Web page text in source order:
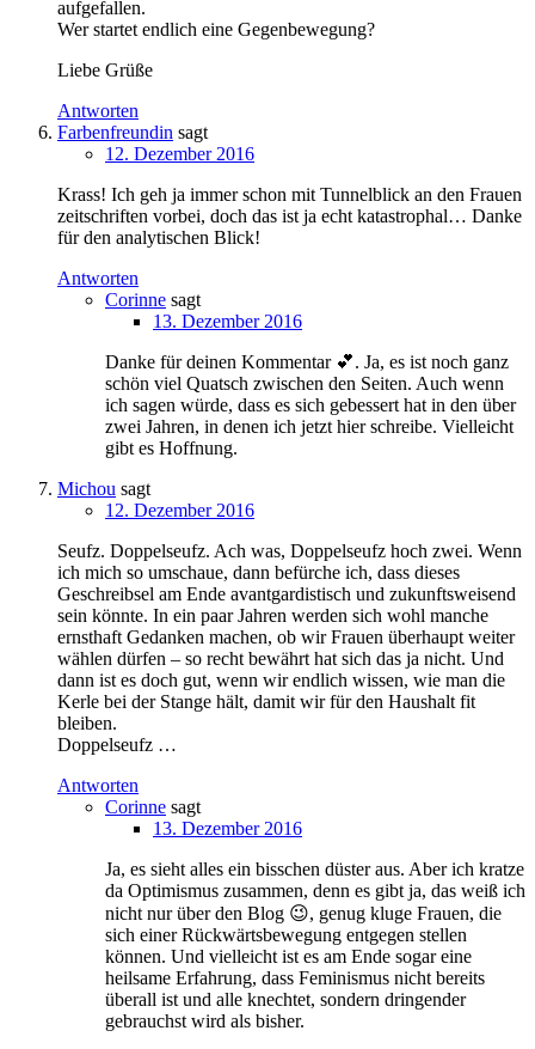
aufgefallen.
Wer startet endlich eine Gegenbewegung?
Liebe Grüße
Antworten
Farbenfreundin sagt
12. Dezember 2016
Krass! Ich geh ja immer schon mit Tunnelblick an den Frauen
zeitschriften vorbei, doch das ist ja echt katastrophal… Danke
für den analytischen Blick!
Antworten
Corinne sagt
13. Dezember 2016
Danke für deinen Kommentar 💕. Ja, es ist noch ganz
schön viel Quatsch zwischen den Seiten. Auch wenn
ich sagen würde, dass es sich gebessert hat in den über
zwei Jahren, in denen ich jetzt hier schreibe. Vielleicht
gibt es Hoffnung.
Michou sagt
12. Dezember 2016
Seufz. Doppelseufz. Ach was, Doppelseufz hoch zwei. Wenn
ich mich so umschaue, dann befürche ich, dass dieses
Geschreibsel am Ende avantgardistisch und zukunftsweisend
sein könnte. In ein paar Jahren werden sich wohl manche
ernsthaft Gedanken machen, ob wir Frauen überhaupt weiter
wählen dürfen – so recht bewährt hat sich das ja nicht. Und
dann ist es doch gut, wenn wir endlich wissen, wie man die
Kerle bei der Stange hält, damit wir für den Haushalt fit
bleiben.
Doppelseufz …
Antworten
Corinne sagt
13. Dezember 2016
Ja, es sieht alles ein bisschen düster aus. Aber ich kratze
da Optimismus zusammen, denn es gibt ja, das weiß ich
nicht nur über den Blog 😉, genug kluge Frauen, die
sich einer Rückwärtsbewegung entgegen stellen
können. Und vielleicht ist es am Ende sogar eine
heilsame Erfahrung, dass Feminismus nicht bereits
überall ist und alle knechtet, sondern dringender
gebrauchst wird als bisher.